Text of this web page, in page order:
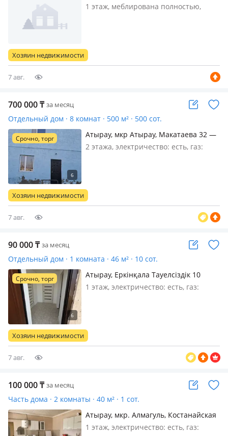
рынка Дина
1 этаж, меблирована полностью,
Хозяин недвижимости
7 авг.
700 000₸ за месяц
Отдельный дом · 8 комнат · 500 м² · 500 сот.
Срочно, торг
Атырау, мкр Атырау, Макатаева 32 —
Школа 4 Гагарина
2 этажа, электричество: есть, газ:
асфальт рядом школа Гагарина. на
долгий срок
Хозяин недвижимости
7 авг.
90 000₸ за месяц
Отдельный дом · 1 комната · 46 м² · 10 сот.
Срочно, торг
Атырау, Еркінқала Тауелсіздік 10
жылдық 34 — Болашақ садик
1 этаж, электричество: есть, газ:
Хозяин недвижимости
7 авг.
100 000₸ за месяц
Часть дома · 2 комнаты · 40 м² · 1 сот.
Атырау, мкр. Алмагуль, Костанайская
53 — Возле ТЦ Бақдаулет
1 этаж, электричество: есть, газ: